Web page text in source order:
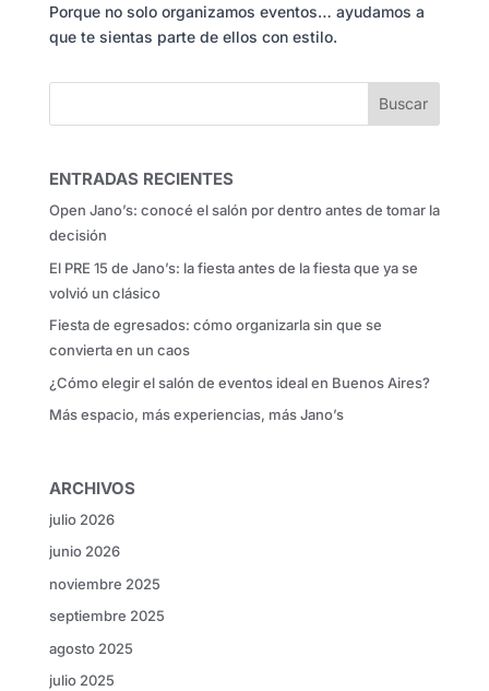
Porque no solo organizamos eventos… ayudamos a
que te sientas parte de ellos con estilo.
ENTRADAS RECIENTES
Open Jano’s: conocé el salón por dentro antes de tomar la
decisión
El PRE 15 de Jano’s: la fiesta antes de la fiesta que ya se
volvió un clásico
Fiesta de egresados: cómo organizarla sin que se
convierta en un caos
¿Cómo elegir el salón de eventos ideal en Buenos Aires?
Más espacio, más experiencias, más Jano’s
ARCHIVOS
julio 2026
junio 2026
noviembre 2025
septiembre 2025
agosto 2025
julio 2025